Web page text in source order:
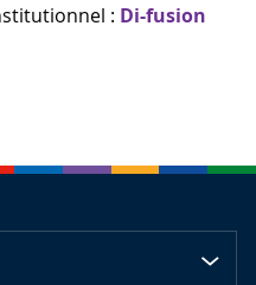
: Di-fusion